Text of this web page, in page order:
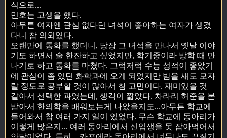
식으로...
민호는 고생을 했다.
아무튼 여자엔 관심 없다던 녀석이 좋아하는 여자가 생겼
다니 참 의외였다.
오랜만에 통화를 했더니, 당장 그 녀석을 만나서 옛날 이야
기도 하면서 술 한잔하고 싶었지만, 학기중이라 방학 때 만
나기로 하고 통화를 마쳤다. 그럭저럭 수능 성적이 좋았기
에 관심이 좀 있던 화학과에 오게 되었지만 밤을 새도 모자
랄 정도로 공부할 것이 많아서 참 고민이다. 재미있을 것
같아서 선택한 과였는데, 생각이 짧았다. 차라리 허준을 본
받아서 한의학을 배워보는게 나았을지도...아무튼 학교에
들어와서 참 여러 가지 일이 있었다. 무슨 학교에 동아리가
이렇게 많은지... 여러 동아리에서 신입생을 못 잡아먹어서